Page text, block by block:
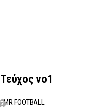
νο1
MR FOOTBALL